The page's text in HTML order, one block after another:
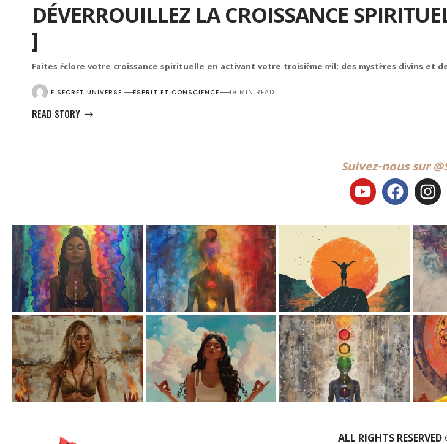
DÉVERROUILLEZ LA CROISSANCE
]
Faites éclore votre croissance spirituelle en activant votre troisième œil; des mystères divins et
LE SECRET UNIVERSE ESPRIT ET CONSCIENCE 19 MIN READ
READ STORY
Suivez-nous sur
ALL RIGHTS